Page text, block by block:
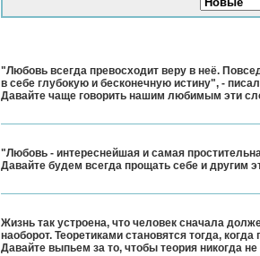
"Любовь всегда превосходит веру в неё.
в себе глубокую и бесконечную истину", -
Давайте чаще говорить нашим любимым эти
"Любовь - интереснейшая и самая
Давайте будем всегда прощать себе и другим
Жизнь так устроена, что человек сначала
наоборот. Теоретиками становятся тогда,
Давайте выпьем за то, чтобы теория никогда